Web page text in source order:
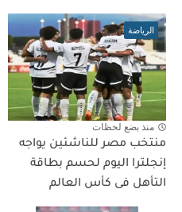
الرياضة
منذ بضع لحظات
منتخب مصر للناشئين يواجه
إنجلترا اليوم لحسم بطاقة
التأهل فى كأس العالم